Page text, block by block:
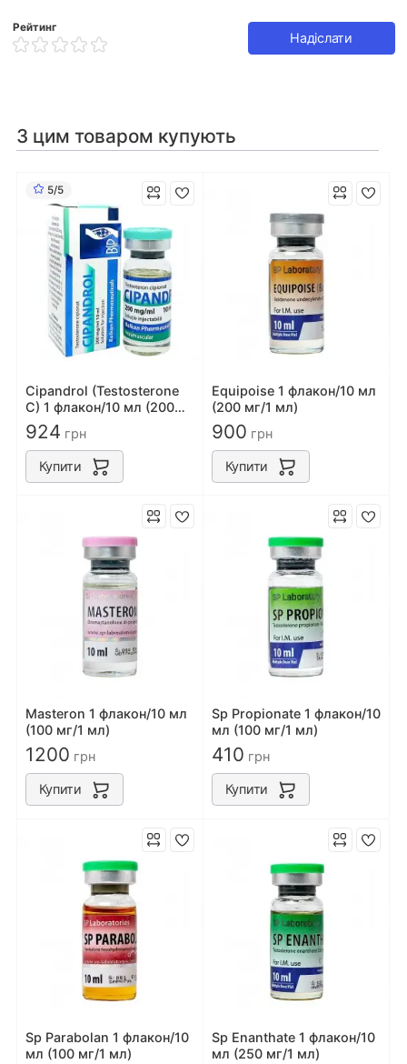
Рейтинг
Надіслати
З цим товаром купують
5/5
Cipandrol (Testosterone
C) 1 флакон/10 мл (200
мг/1 мл)
924 грн
Купити
Equipoise 1 флакон/10 мл
(200 мг/1 мл)
900 грн
Купити
Masteron 1 флакон/10 мл
(100 мг/1 мл)
1200 грн
Купити
Sp Propionate 1 флакон/10
мл (100 мг/1 мл)
410 грн
Купити
Sp Parabolan 1 флакон/10
мл (100 мг/1 мл)
Sp Enanthate 1 флакон/10
мл (250 мг/1 мл)